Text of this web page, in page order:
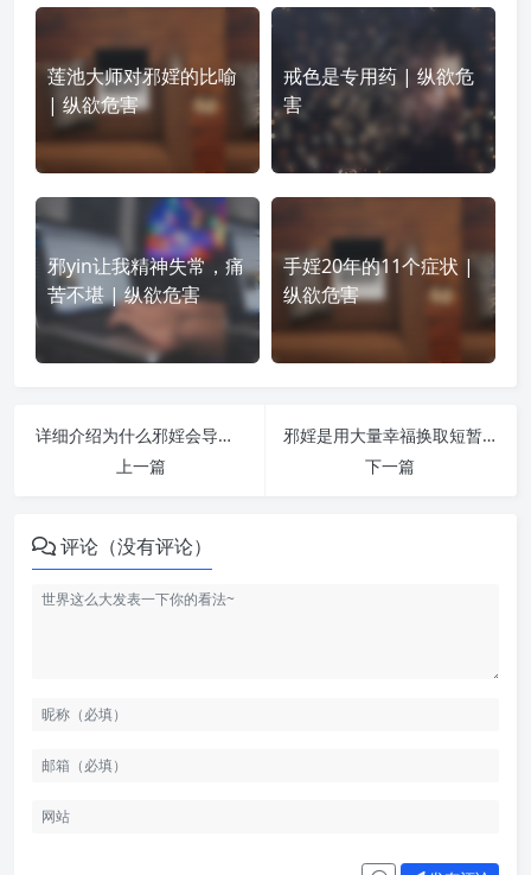
莲池大师对邪婬的比喻
| 纵欲危害
戒色是专用药 | 纵欲危
害
邪yin让我精神失常，痛
苦不堪 | 纵欲危害
手婬20年的11个症状 |
纵欲危害
详细介绍为什么邪婬会导致智商底下 | 纵欲危害
上一篇
邪婬是用大量幸福换取短暂快感 | 纵欲危害
下一篇
评论（没有评论）